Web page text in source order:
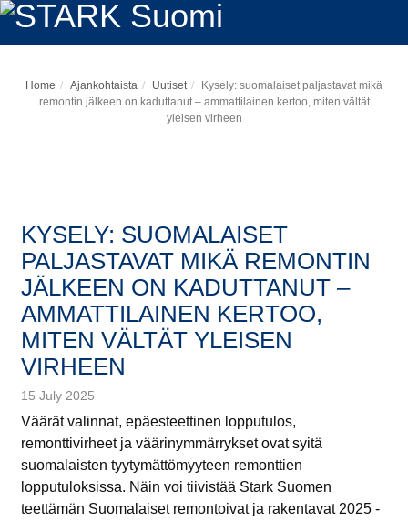
Home Ajankohtaista Uutiset
Kysely: suomalaiset paljastavat mikä
remontin jälkeen on kaduttanut – ammattilainen kertoo, miten vältät
yleisen virheen
KYSELY: SUOMALAISET
PALJASTAVAT MIKÄ REMONTIN
JÄLKEEN ON KADUTTANUT –
AMMATTILAINEN KERTOO,
MITEN VÄLTÄT YLEISEN
VIRHEEN
15 July 2025
Väärät valinnat, epäesteettinen lopputulos,
remonttivirheet ja väärinymmärrykset ovat syitä
suomalaisten tyytymättömyyteen remonttien
lopputuloksissa. Näin voi tiivistää Stark Suomen
teettämän Suomalaiset remontoivat ja rakentavat 2025 -